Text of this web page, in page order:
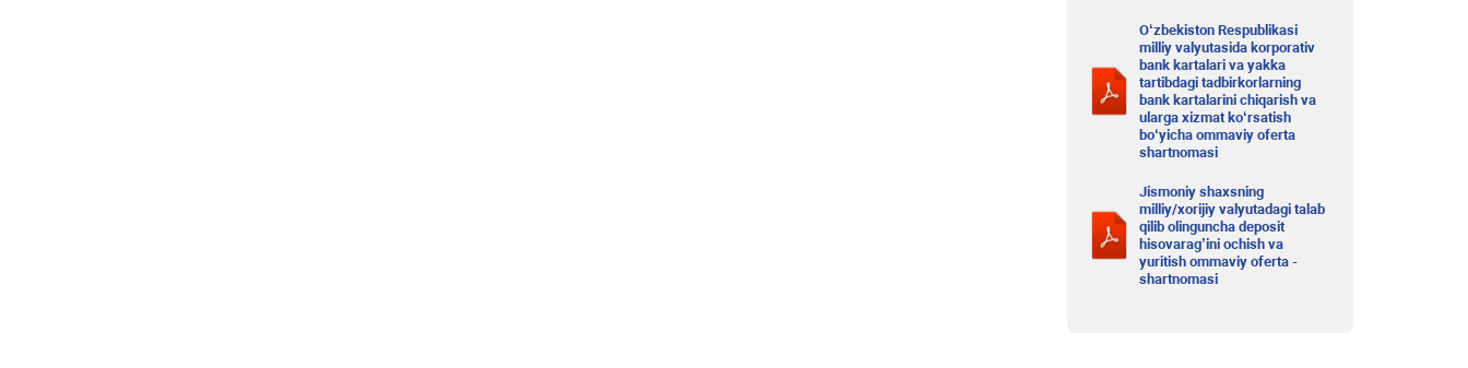
O‘zbekiston Respublikasi
milliy valyutasida korporativ
bank kartalari va yakka
tartibdagi tadbirkorlarning
bank kartalarini chiqarish va
ularga xizmat ko‘rsatish
bo‘yicha ommaviy oferta
shartnomasi
Jismoniy shaxsning
milliy/xorijiy valyutadagi talab
qilib olinguncha deposit
hisovarag’ini ochish va
yuritish ommaviy oferta -
shartnomasi